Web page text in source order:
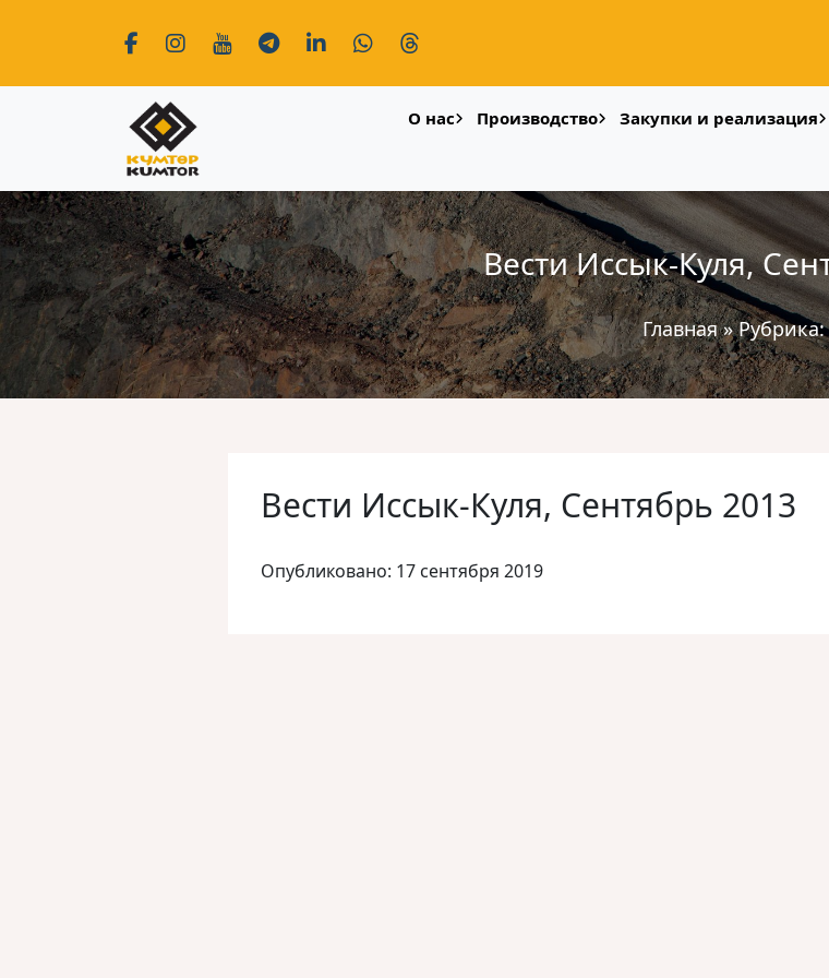
О нас Производство Закупки и реализация
Вести Иссык-Куля,
Главная»Рубрика:
Вести Иссык-Куля, Сентябрь 2013
Опубликовано: 17 сентября 2019